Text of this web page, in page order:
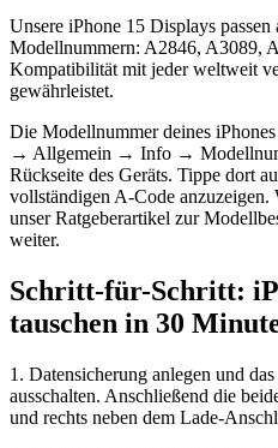
Unsere iPhone 15 Displays
Modellnummern: A2846, A3089,
Kompatibilität mit jeder weltweit
gewährleistet.
Die Modellnummer deines
→ Allgemein → Info →
Rückseite des Geräts. Tippe dort
vollständigen A-Code
unser Ratgeberartikel zur
weiter.
Schritt-für-Schritt:
tauschen in 30
1. Datensicherung anlegen und
ausschalten. Anschließend die
und rechts neben dem Lade-